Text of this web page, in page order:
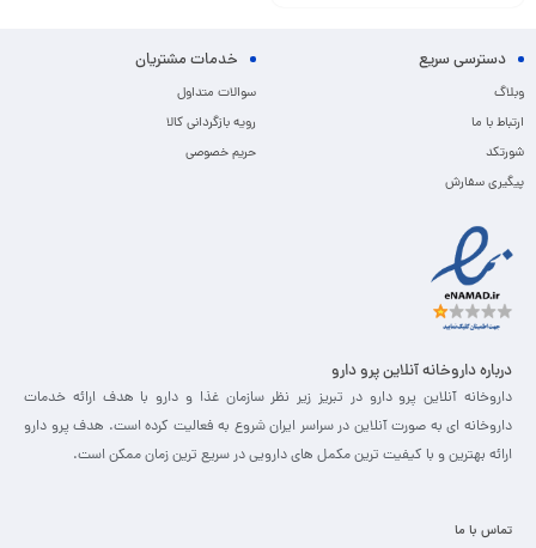
دسترسی سریع
وبلاگ
ارتباط با ما
شورتکد
پیگیری سفارش
خدمات مشتریان
سوالات متداول
رویه بازگردانی کالا
حریم خصوصی
درباره داروخانه آنلاین پرو دارو
داروخانه آنلاین پرو دارو در تبریز زیر نظر سازمان غذا و دارو با هدف ارائه خدمات
داروخانه ای به صورت آنلاین در سراسر ایران شروع به فعالیت کرده است. هدف پرو دارو
ارائه بهترین و با کیفیت ترین مکمل های دارویی در سریع ترین زمان ممکن است.
تماس با ما